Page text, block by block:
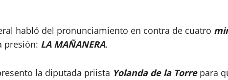
habló del pronunciamiento en contra de cuatro
presión: LA MAÑANERA.
la diputada priista Yolanda de la Torrepara